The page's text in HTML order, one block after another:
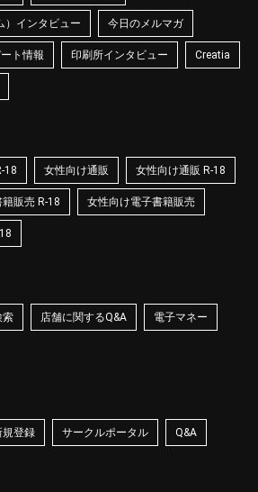
）インタビュー 今日のメルマガ
ト情報 印刷所インタビュー Creatia
18 女性向け通販 女性向け通販 R-18
籍販売 R-18 女性向け電子書籍販売
索 店舗に関するQ&A 電子マネー
規登録 サークルポータル Q&A